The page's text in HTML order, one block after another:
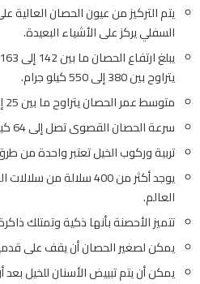
يتم التركيز من عيون الحصان العالية
السفلي يركز على الأشياء البعيدة.
يتراوح بين 380 إلى 550 كيلو جرام.
متوسط عمر الحصان يتراوح ما بين 25 إلى 30 عام.
سرعةالحصانالقصوى تصل إلى 64 كيلو متر وذلك في الساعة الواحدة.
تربية وركوب الخيل تعتبر واحدة من
يوجد أكثر من 400 سلالة
العالم.
تتميزالأحصنةبأنها ذكية وتمتلك
يمكن لصغير الحصان أن يقف على
يمكن أن يتم تبييض الأسنان للخيل